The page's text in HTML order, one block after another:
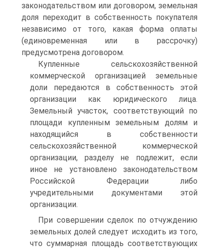
законодательством или договором, земельная
доля переходит в собственность покупателя
независимо от того, какая форма оплаты
(единовременная или в рассрочку)
предусмотрена договором.
Купленные сельскохозяйственной
коммерческой организацией земельные
доли передаются в собственность этой
организации как юридического лица.
Земельный участок, соответствующий по
площади купленным земельным долям и
находящийся в собственности
сельскохозяйственной коммерческой
организации, разделу не подлежит, если
иное не установлено законодательством
Российской Федерации либо
учредительными документами этой
организации.
При совершении сделок по отчуждению
земельных долей следует исходить из того,
что суммарная площадь соответствующих